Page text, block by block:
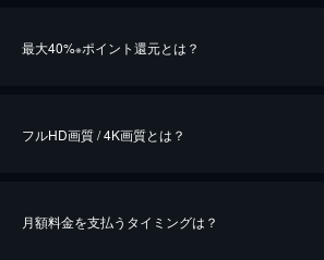
最大40%※ポイント還元とは？
※40％ポイント還元の対象は、クレジットカード決済による
フルHD画質 / 4K画質とは？
月額料金を支払うタイミングは？